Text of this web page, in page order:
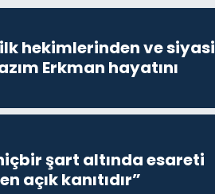
hekimlerinden ve siyasi
Erkman hayatını
şart altında esareti
açık kanıtıdır”